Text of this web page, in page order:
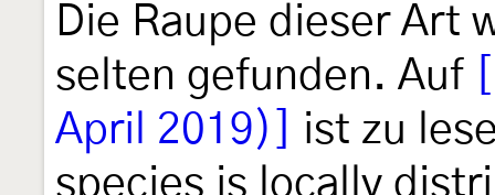
Die Raupe dieser Art
selten gefunden. Auf
April 2019)]
ist zu
species is locally